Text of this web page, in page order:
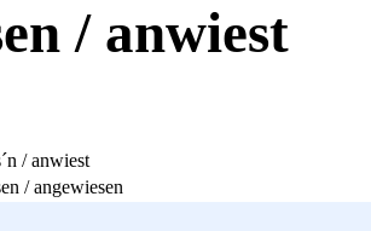
/ anwiest
/ anwiest
/ angewiesen